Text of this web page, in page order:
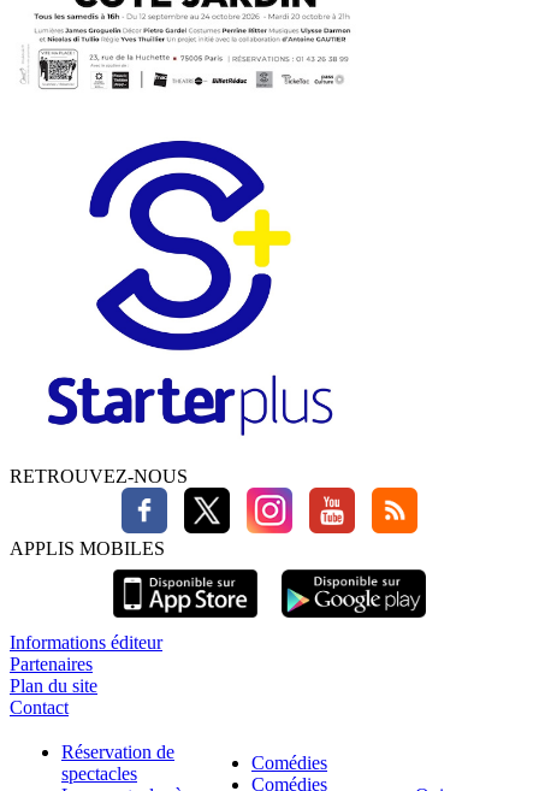
RETROUVEZ-NOUS
APPLIS MOBILES
Informations éditeur
Partenaires
Plan du site
Contact
Réservation de
spectacles
Comédies
Comédies